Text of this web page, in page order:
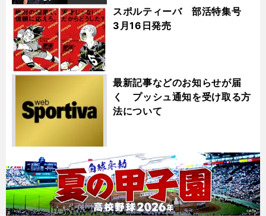
スポルティーバ 部活特集号
3月16日発売
最新記事などのお知らせが届
く プッシュ通知を受け取る方
法について